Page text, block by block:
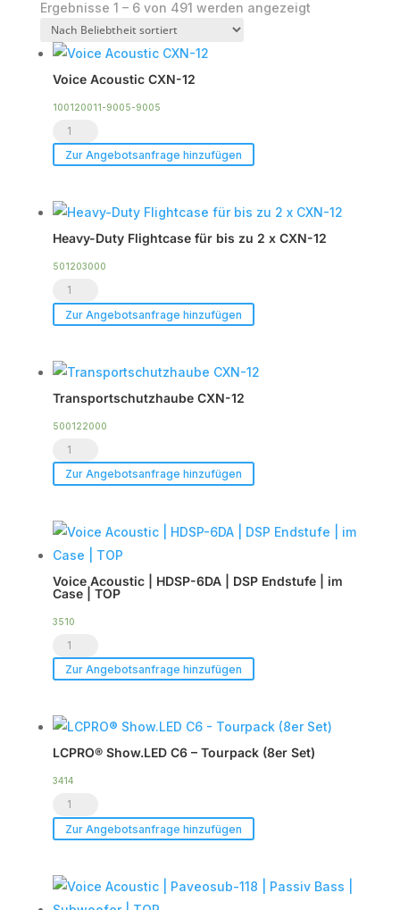
Ergebnisse 1 – 6 von 491 werden angezeigtNach
Voice Acoustic CXN-12
100120011-9005-9005
Voice
Acoustic
12
Menge
Zur Angebotsanfrage hinzufügen
Heavy-Duty Flightcase für bis zu 2 x CXN-12
501203000
Heavy-
Duty
für
zu
2
CXN-
Menge
Zur Angebotsanfrage hinzufügen
Transportschutzhaube CXN-12
500122000
Transportschutzhaube
CXN-
Menge
Zur Angebotsanfrage hinzufügen
Voice Acoustic | HDSP-6DA | DSP Endstufe | im
Case | TOP
3510
Voice
Acoustic
HDSP-
6DA
|
DSP
Endstufe
Case
Zur Angebotsanfrage hinzufügen
LCPRO® Show.LED C6 – Tourpack (8er Set)
3414
LCPRO®
Show.LED
-
Tourpack
Zur Angebotsanfrage hinzufügen